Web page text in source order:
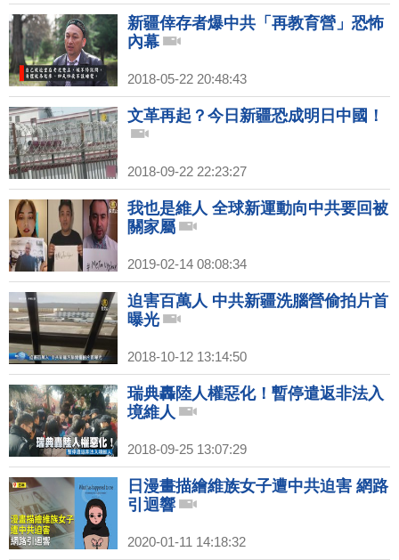
新疆倖存者爆中共「再教育營」恐怖
內幕
2018-05-22 20:48:43
文革再起？今日新疆恐成明日中國！
2018-09-22 22:23:27
我也是維人 全球新運動向中共要回被
關家屬
2019-02-14 08:08:34
迫害百萬人 中共新疆洗腦營偷拍片首
曝光
2018-10-12 13:14:50
瑞典轟陸人權惡化！暫停遣返非法入
境維人
2018-09-25 13:07:29
日漫畫描繪維族女子遭中共迫害 網路
引迴響
2020-01-11 14:18:32